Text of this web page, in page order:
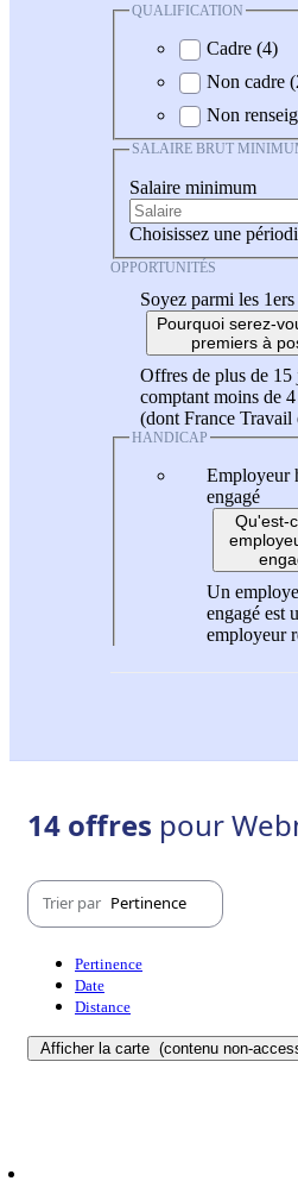
QUALIFICATION
Cadre (4)
Non cadre
Non
SALAIRE BRUT
Salaire minimum
Choisissez une
OPPORTUNITÉS
Soyez parmi les
Pourquoi serez-
premiers à
Offres de plus de 15
comptant moins de
(dont France Travail
HANDICAP
Employeur
engagé
Qu'est-
Un
engagé est
employeur
14 offres pour
Trier par Pertinence
Pertinence
Date
Distance
Afficher la carte (contenu non-